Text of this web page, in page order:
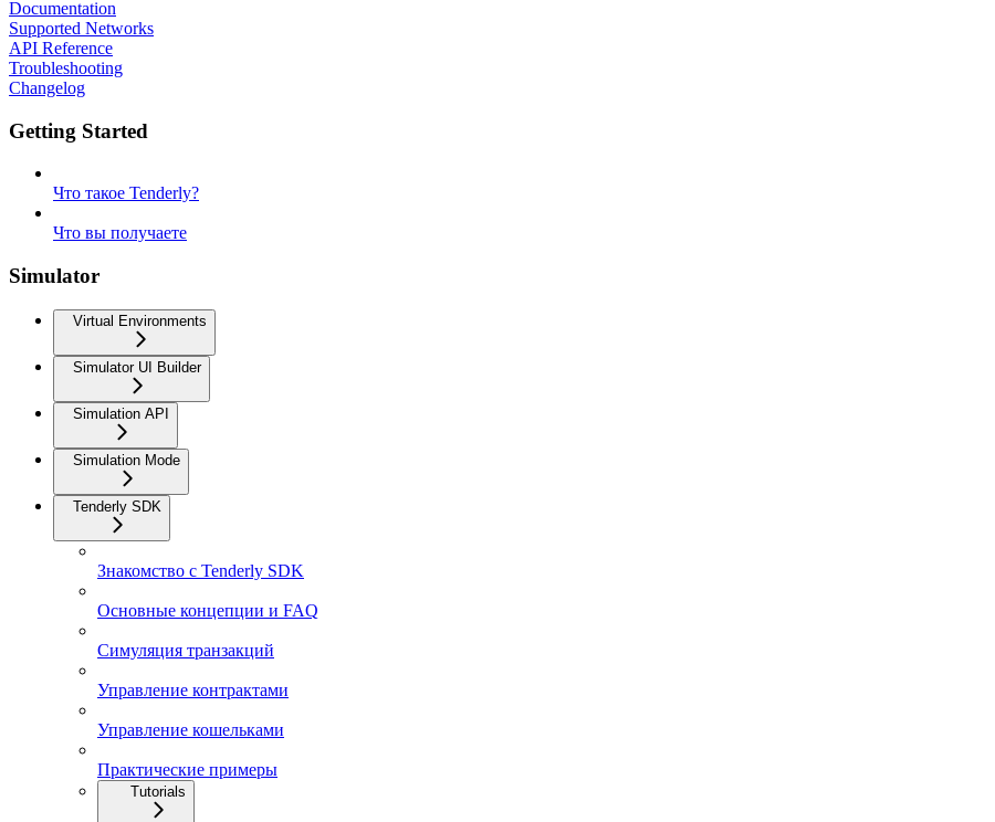
Documentation
Supported Networks
API Reference
Troubleshooting
Changelog
Getting Started
Что такое Tenderly?
Что вы получаете
Simulator
Virtual Environments
Simulator UI Builder
Simulation API
Simulation Mode
Tenderly SDK
Знакомство с Tenderly SDK
Основные концепции и FAQ
Симуляция транзакций
Управление контрактами
Управление кошельками
Практические примеры
Tutorials